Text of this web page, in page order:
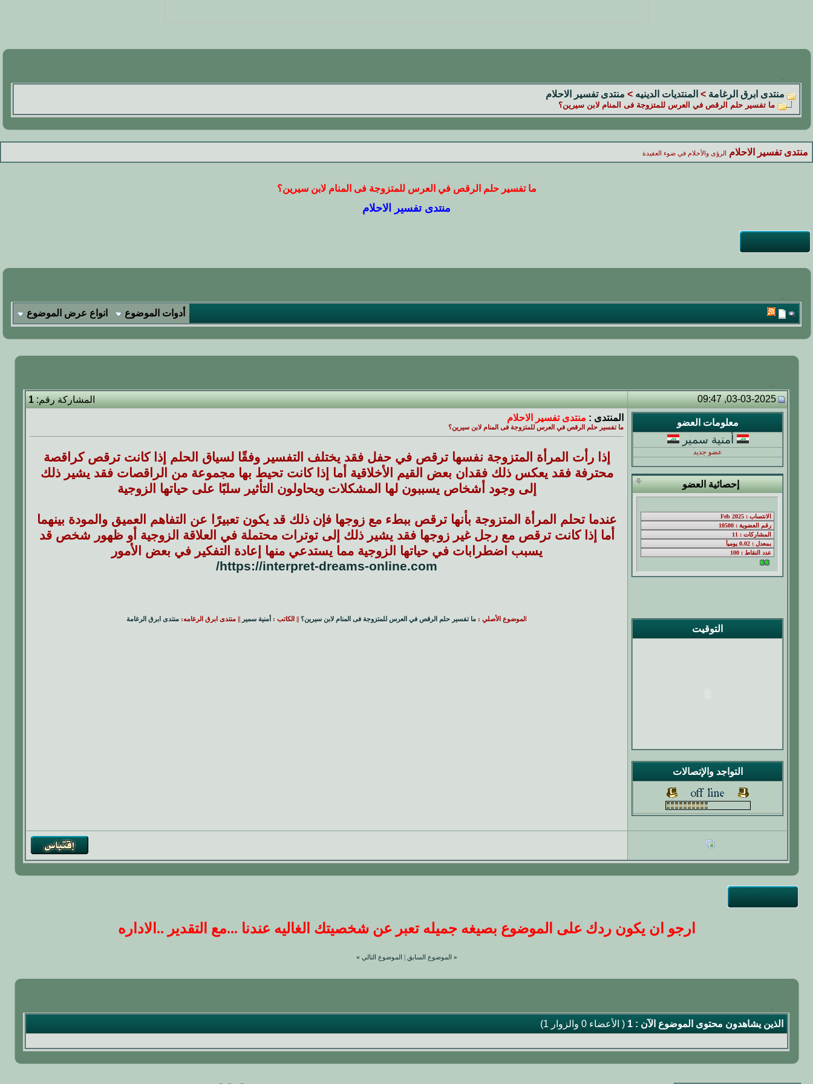
منتدى ابرق الرغامة > المنتديات الدينيه > منتدى تفسير الاحلام
ما تفسير حلم الرقص في العرس للمتزوجة فى المنام لابن سيرين؟
منتدى تفسير الاحلام الرؤى والأحلام في ضوء العقيدة
ما تفسير حلم الرقص في العرس للمتزوجة فى المنام لابن سيرين؟
منتدى تفسير الاحلام
أدوات الموضوع انواع عرض الموضوع
03-03-2025, 09:47 المشاركة رقم:1
معلومات العضو
أمنية سمير
عضو جديد
إحصائية العضو
التوقيت
التواجد والإتصالات
المنتدى : منتدى تفسير الاحلام
ما تفسير حلم الرقص في العرس للمتزوجة فى المنام لابن سيرين؟
إذا رأت المرأة المتزوجة نفسها ترقص في حفل فقد يختلف التفسير وفقًا لسياق الحلم إذا كانت ترقص كراقصة
محترفة فقد يعكس ذلك فقدان بعض القيم الأخلاقية أما إذا كانت تحيط بها مجموعة من الراقصات فقد يشير ذلك
إلى وجود أشخاص يسببون لها المشكلات ويحاولون التأثير سلبًا على حياتها الزوجية
عندما تحلم المرأة المتزوجة بأنها ترقص ببطء مع زوجها فإن ذلك قد يكون تعبيرًا عن التفاهم العميق والمودة بينهما
أما إذا كانت ترقص مع رجل غير زوجها فقد يشير ذلك إلى توترات محتملة في العلاقة الزوجية أو ظهور شخص قد
يسبب اضطرابات في حياتها الزوجية مما يستدعي منها إعادة التفكير في بعض الأمور
https://interpret-dreams-online.com/
لموضوع الأصلي : ما تفسير حلم الرقص في العرس للمتزوجة فى المنام لابن سيرين؟ || الكاتب : أمنية سمير || منتدى ابرق الرغامه: منتدى ابرق الرغامة
ارجو ان يكون ردك على الموضوع بصيغه جميله تعبر عن شخصيتك الغاليه عندنا ...مع التقدير ..الاداره
« الموضوع السابق الموضوع التالي »
الذين يشاهدون محتوى الموضوع الآن : 1 ( الأعضاء 0 والزوار 1)